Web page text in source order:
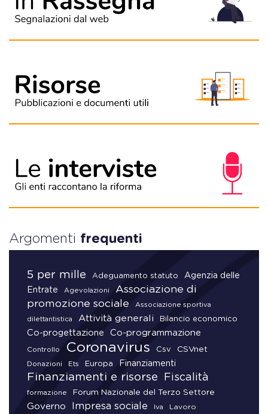
Argomenti frequenti
5 per mille Adeguamento statuto
Agenzia delle
Entrate
Agevolazioni
Associazione di
promozione sociale
Associazione sportiva
dilettantistica Attività generali Bilancio economico
Co-progettazione Co-programmazione
Controllo Coronavirus Csv CSVnet
Donazioni Ets Europa Finanziamenti
Finanziamenti e risorse Fiscalità
formazione Forum Nazionale del Terzo Settore
Governo Impresa sociale Iva Lavoro